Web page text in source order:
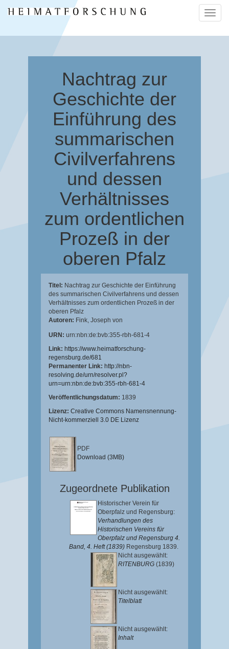
ein-/
Nachtrag zur
Geschichte der
Einführung des
summarischen
Civilverfahrens
und dessen
Verhältnisses
zum ordentlichen
Prozeß in der
oberen Pfalz
Titel: Nachtrag zur Geschichte der Einführung
des summarischen Civilverfahrens und dessen
Verhältnisses zum ordentlichen Prozeß in der
oberen Pfalz
Autoren: Fink, Joseph von
URN: urn:nbn:de:bvb:355-rbh-681-4
Link: https://www.heimatforschung-
regensburg.de/681
Permanenter Link: http://nbn-
resolving.de/urn/resolver.pl?
urn=urn:nbn:de:bvb:355-rbh-681-4
Veröffentlichungsdatum: 1839
Lizenz: Creative Commons Namensnennung-
Nicht-kommerziell 3.0 DE Lizenz
PDF
Download (3MB)
Zugeordnete Publikation
Historischer Verein für
Oberpfalz und Regensburg:
Verhandlungen des
Historischen Vereins für
Oberpfalz und Regensburg 4.
Band, 4. Heft (1839) Regensburg 1839.
Nicht ausgewählt:
RITENBURG (1839)
Nicht ausgewählt:
Titelblatt
Nicht ausgewählt:
Inhalt